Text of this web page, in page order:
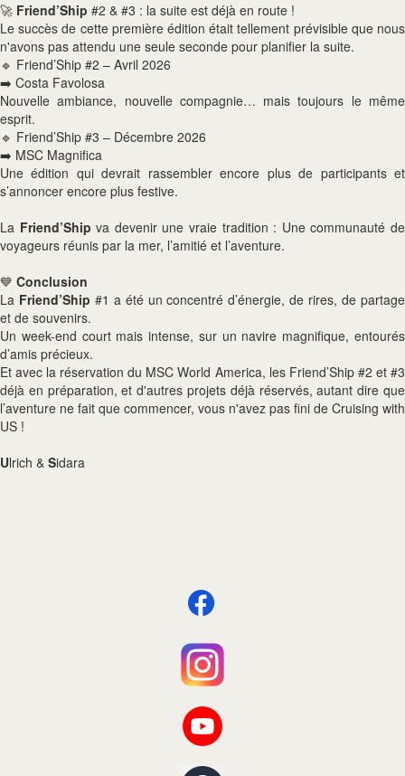
🚀 Friend’Ship #2 & #3 : la suite est déjà en route !
Le succès de cette première édition était tellement prévisible que nous
n'avons pas attendu une seule seconde pour planifier la suite.
🔹 Friend’Ship #2 – Avril 2026
➡️ Costa Favolosa
Nouvelle ambiance, nouvelle compagnie… mais toujours le même
esprit.
🔹 Friend’Ship #3 – Décembre 2026
➡️ MSC Magnifica
Une édition qui devrait rassembler encore plus de participants et
s’annoncer encore plus festive.
La Friend’Shipva devenir une vraie tradition : Une communauté de
voyageurs réunis par la mer, l’amitié et l’aventure.
💙 Conclusion
La Friend’Ship #1 a été un concentré d’énergie, de rires, de partage
et de souvenirs.
Un week-end court mais intense, sur un navire magnifique, entourés
d’amis précieux.
Et avec la réservation du MSC World America, les Friend’Ship #2 et #3
déjà en préparation, et d'autres projets déjà réservés, autant dire que
l’aventure ne fait que commencer, vous n'avez pas fini de Cruising with
US !
Ulrich & Sidara